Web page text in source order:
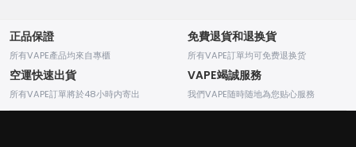
正品保證
所有VAPE產品均來自專櫃
免費退貨和退换貨
所有VAPE訂單均可免费退换货
空運快速出貨
所有VAPE訂單將於48小時内寄出
VAPE竭誠服務
我們VAPE随時随地為您贴心服務